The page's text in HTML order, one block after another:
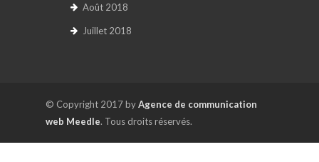
Août 2018
Juillet 2018
© Copyright 2017 byAgence de communication
web Meedle. Tous droits réservés.